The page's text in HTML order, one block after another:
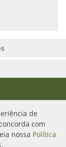
de
com
nossa Política
.